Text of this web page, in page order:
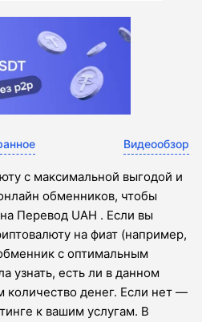
Видеообзор
с максимальной выгодой и
обменников, чтобы
Перевод UAH . Если вы
на фиат (например,
с оптимальным
узнать, есть ли в данном
количество денег. Если нет —
к вашим услугам. В